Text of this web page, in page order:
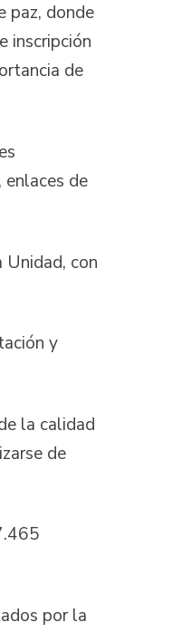
donde
inscripción
de
de
con
y
la calidad
de
por la